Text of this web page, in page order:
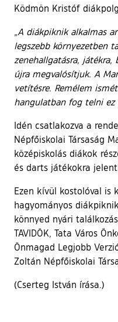
Ködmön Kristóf
„A diákpiknik alkalmas
legszebb környezetben
zenehallgatásra, játékra,
újra megvalósítjuk. A
vetítésre. Remélem
hangulatban fog telni ez
Idén csatlakozva a
Népfőiskolai Társaság
középiskolás diákok
és darts játékokra
Ezen kívül kostolóval is
hagyományos
könnyed nyári
TAVIDÖK, Tata Város
Önmagad Legjobb
Zoltán Népfőiskolai
(Cserteg István írása.)